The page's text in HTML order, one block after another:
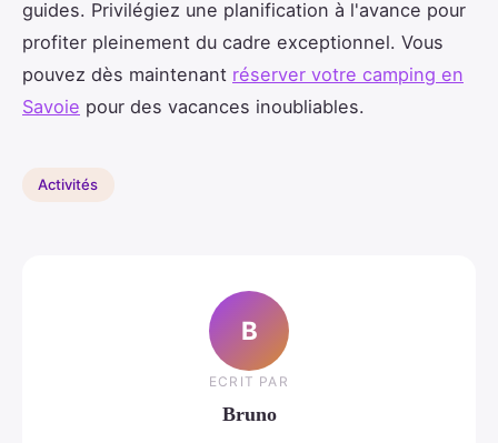
guides. Privilégiez une planification à l'avance pour
profiter pleinement du cadre exceptionnel. Vous
pouvez dès maintenant réserver votre camping en
Savoie pour des vacances inoubliables.
Activités
B
ECRIT PAR
Bruno